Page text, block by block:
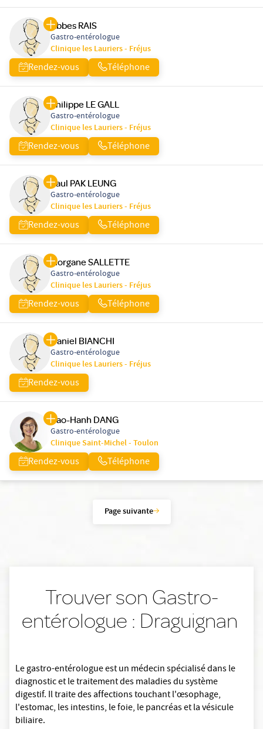
Abbes RAIS
Gastro-entérologue
Clinique les Lauriers - Fréjus
Rendez-vous Téléphone
Philippe LE GALL
Gastro-entérologue
Clinique les Lauriers - Fréjus
Rendez-vous Téléphone
Paul PAK LEUNG
Gastro-entérologue
Clinique les Lauriers - Fréjus
Rendez-vous Téléphone
Morgane SALLETTE
Gastro-entérologue
Clinique les Lauriers - Fréjus
Rendez-vous Téléphone
Daniel BIANCHI
Gastro-entérologue
Clinique les Lauriers - Fréjus
Rendez-vous
Bao-Hanh DANG
Gastro-entérologue
Clinique Saint-Michel - Toulon
Rendez-vous Téléphone
Page suivante
Trouver son Gastro-
entérologue : Draguignan
Le gastro-entérologue est un médecin spécialisé dans le
diagnostic et le traitement des maladies du système
digestif. Il traite des affections touchant l'œsophage,
l'estomac, les intestins, le foie, le pancréas et la vésicule
biliaire.